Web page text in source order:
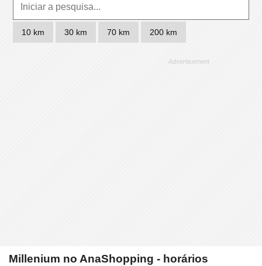
10 km 30 km 70 km 200 km
Millenium no AnaShopping - horários